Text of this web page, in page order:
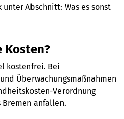
Abschnitt: Was es sonst
Kosten?
kostenfrei. Bei
Überwachungsmaßnahmen
Verordnung
Bremen anfallen.